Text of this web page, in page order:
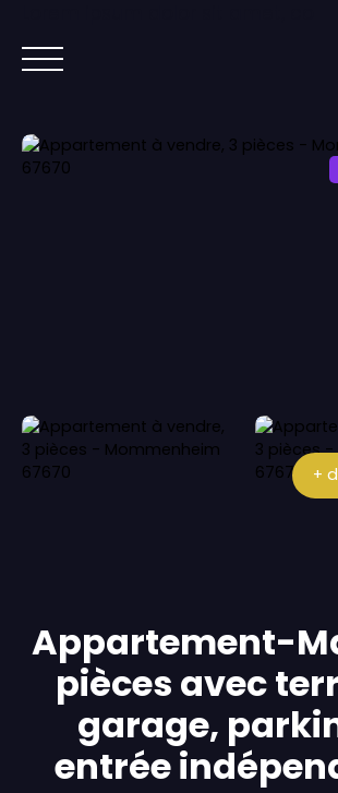
ACCUEIL ACHETER
+
Appartement-
pièces avec
garage,
entrée